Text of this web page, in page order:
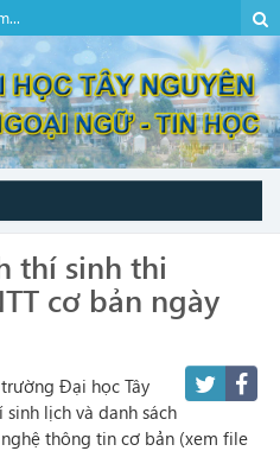
thí sinh thi
cơ bản ngày
Đại học Tây
lịch và danh sách
thông tin cơ bản (xem file